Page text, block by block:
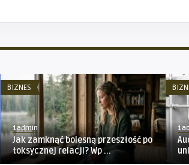
BIZNES
1admin
Jak zamknąć bolesną przeszłość po
toksycznej relacji? Wp ...